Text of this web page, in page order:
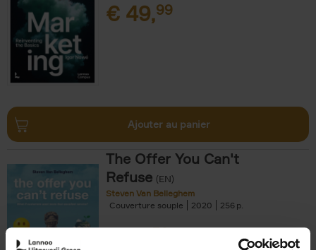
€ 49,99
Ajouter au panier
The Offer You Can't
Refuse (EN)
Steven Van Belleghem
Couverture souple
2020 256
€37,50